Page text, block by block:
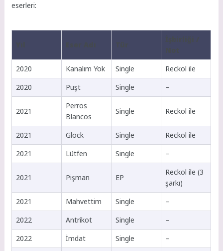
eserleri:
2020
Kanalım Yok Single
Reckol ile
2020
Puşt Single –
2021
Perros
Blancos
Single Reckol ile
2021 Glock Single
Reckol ile
2021
Lütfen Single –
2021 Pişman EP
Reckol ile (3
şarkı)
2021
Mahvettim Single
–
2022
Antrikot Single
–
2022
İmdat Single –